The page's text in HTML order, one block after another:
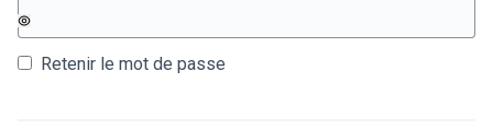
Retenir le mot de passe